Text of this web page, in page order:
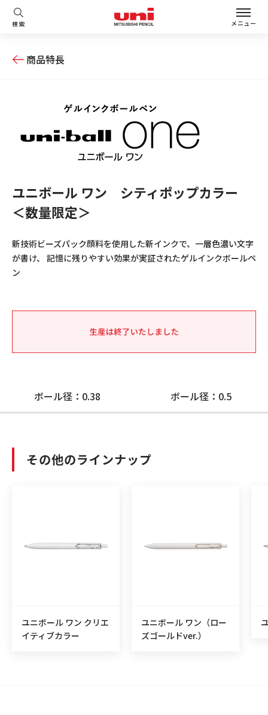
検索 メニュー
商品特長
ユニボール ワン シティポップカラー
＜数量限定＞
新技術ビーズパック顔料を使用した新インクで、一層色濃い文字
が書け、 記憶に残りやすい効果が実証されたゲルインクボールペ
ン
ボール径：0.38 ボール径：0.5
その他のラインナップ
ユニボール ワン クリエ
イティブカラー
ユニボール ワン（ロー
ズゴールドver.）